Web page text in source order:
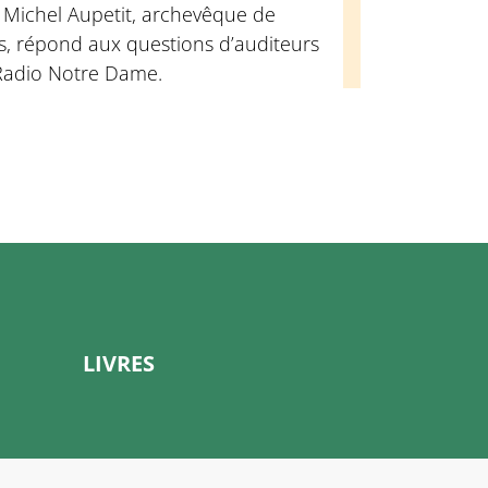
Aupetit, archevêque de
répond aux questions d’auditeurs
Notre Dame.
LIVRES